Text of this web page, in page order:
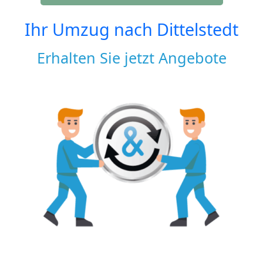
Ihr Umzug nach Dittelstedt
Erhalten Sie jetzt Angebote